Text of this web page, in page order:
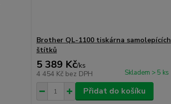
Brother QL-1100 tiskárna samolepících
štítků
5 389 Kč/ks
4 454 Kč bez DPH Skladem > 5 ks
Přidat do košíku